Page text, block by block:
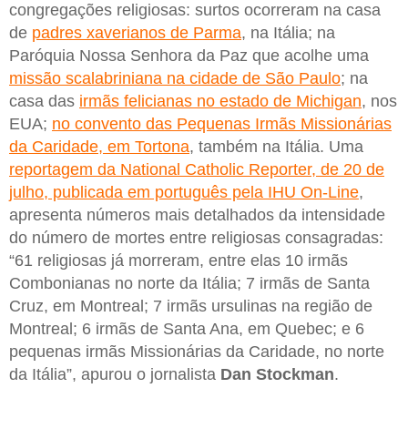
congregações religiosas: surtos ocorreram na casa
de padres xaverianos de Parma, na Itália; na
Paróquia Nossa Senhora da Paz que acolhe uma
missão scalabriniana na cidade de São Paulo; na
casa das irmãs felicianas no estado de Michigan, nos
EUA; no convento das Pequenas Irmãs Missionárias
da Caridade, em Tortona, também na Itália. Uma
reportagem da National Catholic Reporter, de 20 de
julho, publicada em português pela IHU On-Line,
apresenta números mais detalhados da intensidade
do número de mortes entre religiosas consagradas:
“61 religiosas já morreram, entre elas 10 irmãs
Combonianas no norte da Itália; 7 irmãs de Santa
Cruz, em Montreal; 7 irmãs ursulinas na região de
Montreal; 6 irmãs de Santa Ana, em Quebec; e 6
pequenas irmãs Missionárias da Caridade, no norte
da Itália”, apurou o jornalista Dan Stockman.